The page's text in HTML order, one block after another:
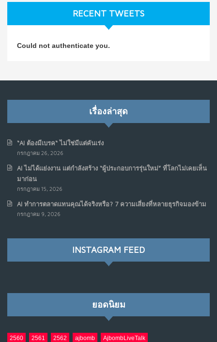
NO COMMENTS
Koe ในแบบอาจารย์บอม
รัฐอาจเป็นจุดเริ่มต้นของ “ขบวนการประท้วงดิจิทัล” ครั้งใหม่
6
7
เมื่อรัฐบาลเริ่มคิดแบบแพลตฟอร์ม : AI กำลังเปลี่ยนรัฐ
ราชการไปตลอดกาล
NO COMMENTS
เมื่อโลกออนไลน์ กลายเป็น“ศาลเตี้ย”
9
NO COMMENTS
RECENT TWEETS
Could not authenticate you.
เรื่องล่าสุด
“AI ต้องมีเบรค“ ไม่ใช่มีแต่คันเร่ง
กรกฎาคม 26, 2026
AI ไม่ได้แย่งงาน แต่กำลังสร้าง “ผู้ประกอบการรุ่นใหม่” ที่โลกไม่เคยเห็น
มาก่อน
กรกฎาคม 15, 2026
AI ทำการตลาดแทนคุณได้จริงหรือ? 7 ความเสี่ยงที่หลายธุรกิจมองข้าม
กรกฎาคม 9, 2026
INSTAGRAM FEED
ยอดนิยม
2560 2561 2562 ajbomb AjbombLiveTalk